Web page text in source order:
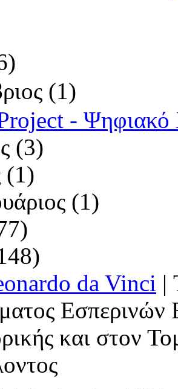
(1)
- Ψηφιακό
(3)
(1)
(1)
da Vinci |
και στον